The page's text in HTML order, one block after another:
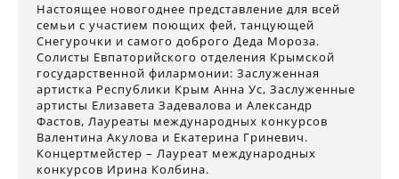
Настоящее новогоднее представление для всей
семьи с участием поющих фей, танцующей
Снегурочки и самого доброго Деда Мороза.
Солисты Евпаторийского отделения Крымской
государственной филармонии: Заслуженная
артистка Республики Крым Анна Ус, Заслуженные
артисты Елизавета Задевалова и Александр
Фастов, Лауреаты международных конкурсов
Валентина Акулова и Екатерина Гриневич.
Концертмейстер – Лауреат международных
конкурсов Ирина Колбина.